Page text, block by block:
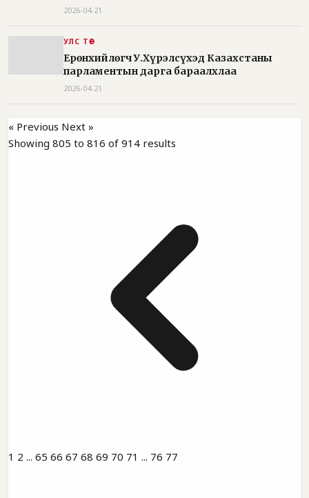
2026-04-21
УЛС ТӨР
Ерөнхийлөгч У.Хүрэлсүхэд Казахстаны
парламентын дарга бараалхлаа
2026-04-21
« Previous Next »
Showing 805 to 816 of 914 results
1 2 ... 65 66 67 68 69 70 71 ... 76 77